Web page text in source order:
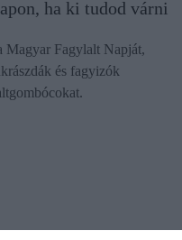
ha ki tudod várni
Magyar Fagylalt Napját,
és fagyizók